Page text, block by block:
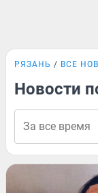
РЯЗАНЬ ВСЕ
Новости